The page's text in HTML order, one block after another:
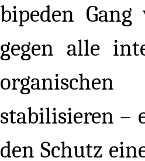
bipeden
gegen alle
stabilisieren –
den Schutz